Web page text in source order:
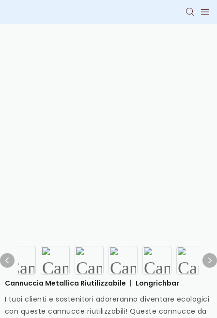
Cannuccia Metallica Riutilizzabile 丨 Longrichbar
I tuoi clienti e sostenitori adoreranno diventare ecologici
con queste cannucce riutilizzabili! Queste cannucce da